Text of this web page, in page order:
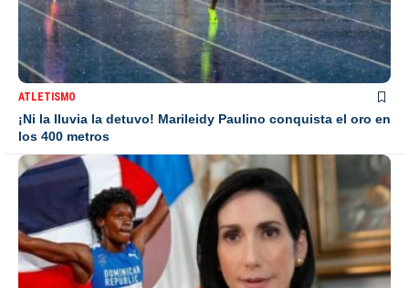
ATLETISMO
¡Ni la lluvia la detuvo! Marileidy Paulino conquista el oro en
los 400 metros